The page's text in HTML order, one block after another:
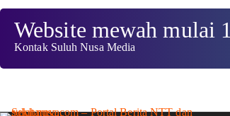
Website mewah mulai
Kontak Suluh Nusa Media